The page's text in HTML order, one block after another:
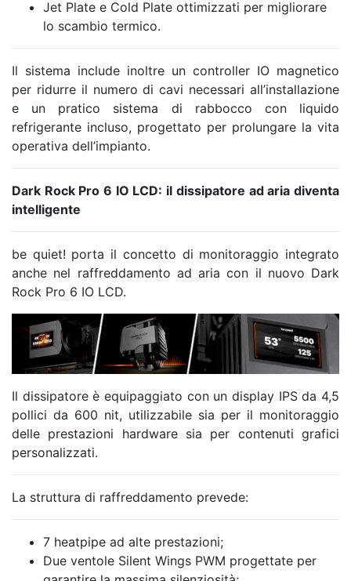
Jet Plate e Cold Plate ottimizzati per migliorare
lo scambio termico.
Il sistema include inoltre un controller IO magnetico
per ridurre il numero di cavi necessari all’installazione
e un pratico sistema di rabbocco con liquido
refrigerante incluso, progettato per prolungare la vita
operativa dell’impianto.
Dark Rock Pro 6 IO LCD: il dissipatore ad aria diventa
intelligente
be quiet! porta il concetto di monitoraggio integrato
anche nel raffreddamento ad aria con il nuovo Dark
Rock Pro 6 IO LCD.
Il dissipatore è equipaggiato con un display IPS da 4,5
pollici da 600 nit, utilizzabile sia per il monitoraggio
delle prestazioni hardware sia per contenuti grafici
personalizzati.
La struttura di raffreddamento prevede:
7 heatpipe ad alte prestazioni;
Due ventole Silent Wings PWM progettate per